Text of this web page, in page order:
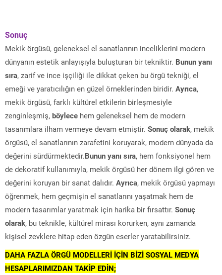
Sonuç
Mekik örgüsü, geleneksel el sanatlarının inceliklerini modern
dünyanın estetik anlayışıyla buluşturan bir tekniktir. Bunun yanı
sıra, zarif ve ince işçiliği ile dikkat çeken bu örgü tekniği, el
emeği ve yaratıcılığın en güzel örneklerinden biridir. Ayrıca,
mekik örgüsü, farklı kültürel etkilerin birleşmesiyle
zenginleşmiş, böylece hem geleneksel hem de modern
tasarımlara ilham vermeye devam etmiştir. Sonuç olarak, mekik
örgüsü, el sanatlarının zarafetini koruyarak, modern dünyada da
değerini sürdürmektedir.Bunun yanı sıra, hem fonksiyonel hem
de dekoratif kullanımıyla, mekik örgüsü her dönem ilgi gören ve
değerini koruyan bir sanat dalıdır. Ayrıca, mekik örgüsü yapmayı
öğrenmek, hem geçmişin el sanatlarını yaşatmak hem de
modern tasarımlar yaratmak için harika bir fırsattır. Sonuç
olarak, bu teknikle, kültürel mirası korurken, aynı zamanda
kişisel zevklere hitap eden özgün eserler yaratabilirsiniz.
DAHA FAZLA ÖRGÜ MODELLERİ İÇİN BİZİ SOSYAL MEDYA
HESAPLARIMIZDAN TAKİP EDİN;